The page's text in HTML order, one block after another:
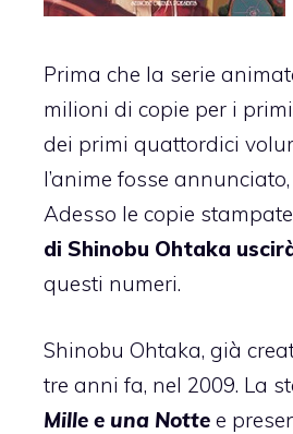
Prima che la serie
milioni di copie per i
dei primi quattordici
l’anime fosse
Adesso le copie
di Shinobu Ohtaka
questi numeri.
Shinobu Ohtaka, già
tre anni fa, nel 2009. La
Mille e una Notte e